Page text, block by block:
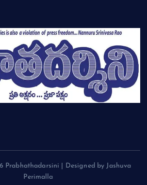
Prabhathadarsini | Designed by Jashuva
Perimalla